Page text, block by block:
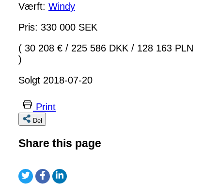
Værft: Windy
Pris: 330 000 SEK
( 30 208 € / 225 586 DKK / 128 163 PLN
)
Solgt 2018-07-20
Print
Del
Share this page